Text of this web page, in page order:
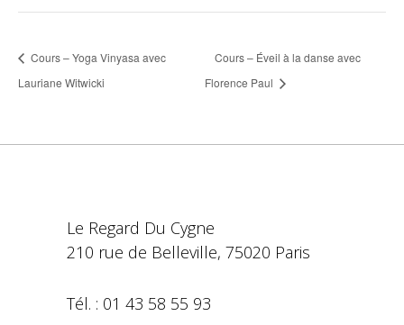
Cours – Yoga Vinyasa avec
Lauriane Witwicki
Cours – Éveil à la danse avec
Florence Paul
Le Regard Du Cygne
210 rue de Belleville, 75020 Paris
Tél. : 01 43 58 55 93